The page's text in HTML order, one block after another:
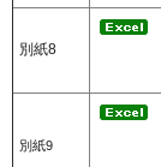
別紙8
別紙9